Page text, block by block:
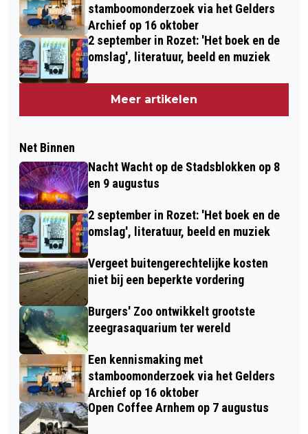
stamboomonderzoek via het Gelders
Archief op 16 oktober
2 september in Rozet: 'Het boek en de
omslag', literatuur, beeld en muziek
Meer artikelen
Net Binnen
Nacht Wacht op de Stadsblokken op 8
en 9 augustus
2 september in Rozet: 'Het boek en de
omslag', literatuur, beeld en muziek
Vergeet buitengerechtelijke kosten
niet bij een beperkte vordering
Burgers' Zoo ontwikkelt grootste
zeegrasaquarium ter wereld
Een kennismaking met
stamboomonderzoek via het Gelders
Archief op 16 oktober
Open Coffee Arnhem op 7 augustus